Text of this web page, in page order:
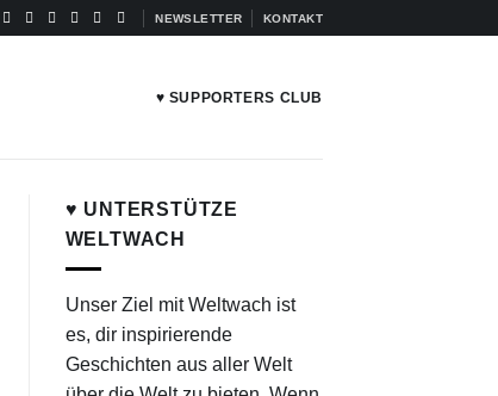
NEWSLETTER KONTAKT
♥ SUPPORTERS CLUB
♥ UNTERSTÜTZE
WELTWACH
Unser Ziel mit Weltwach ist
es, dir inspirierende
Geschichten aus aller Welt